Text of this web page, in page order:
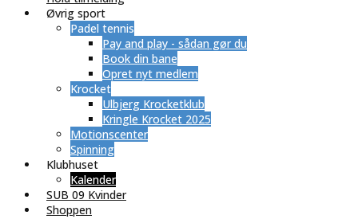
Øvrig sport
Padel tennis
Pay and play - sådan gør du
Book din bane
Opret nyt medlem
Krocket
Ulbjerg Krocketklub
Kringle Krocket 2025
Motionscenter
Spinning
Klubhuset
Kalender
SUB 09 Kvinder
Shoppen